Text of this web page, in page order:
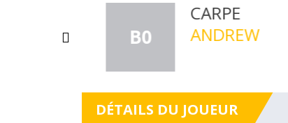
B+4/6
GEORGES
MATHIEU
DÉTAILS DU JOUEUR